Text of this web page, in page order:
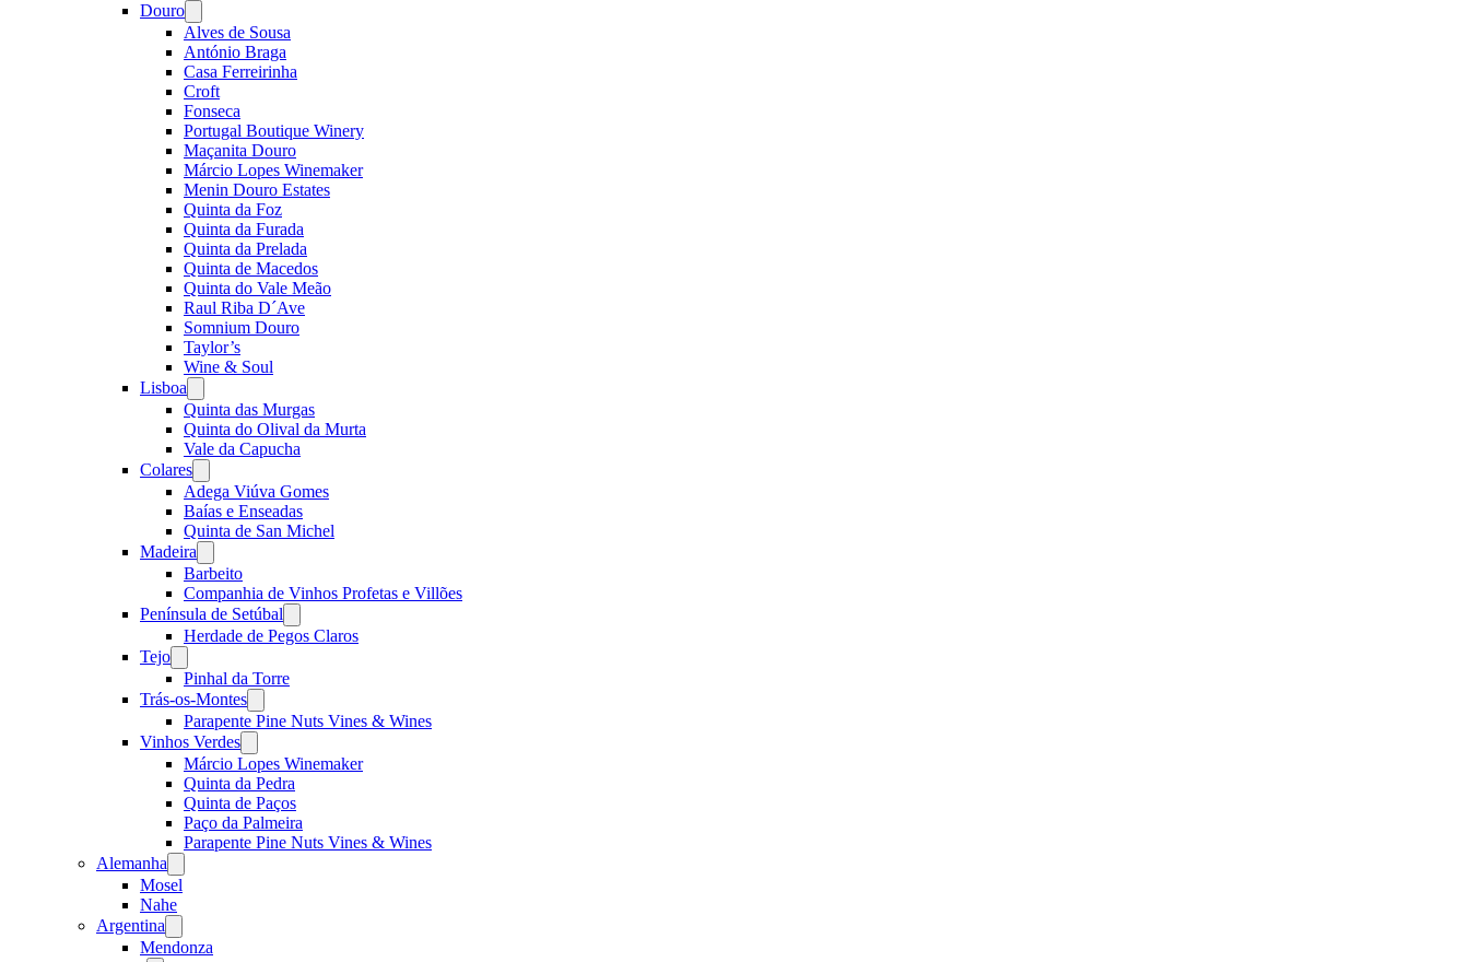
Douro
menu
Alves de Sousa
António Braga
Casa Ferreirinha
Croft
Fonseca
Portugal Boutique Winery
Maçanita Douro
Márcio Lopes Winemaker
Menin Douro Estates
Quinta da Foz
Quinta da Furada
Quinta da Prelada
Quinta de Macedos
Quinta do Vale Meão
Raul Riba D´Ave
Somnium Douro
Taylor’s
Wine & Soul
Lisboa
menu
Quinta das Murgas
Quinta do Olival da Murta
Vale da Capucha
Colares
menu
Adega Viúva Gomes
Baías e Enseadas
Quinta de San Michel
Madeira
menu
Barbeito
Companhia de Vinhos Profetas e Villões
Península de Setúbal
menu
Herdade de Pegos Claros
Tejo
menu
Pinhal da Torre
Trás-os-Montes
menu
Parapente Pine Nuts Vines & Wines
Vinhos Verdes
menu
Márcio Lopes Winemaker
Quinta da Pedra
Quinta de Paços
Paço da Palmeira
Parapente Pine Nuts Vines & Wines
Alemanha
menu
Mosel
Nahe
Argentina
menu
Mendonza